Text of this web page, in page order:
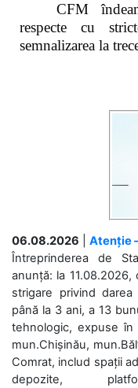
CFM
respecte cu
semnalizarea la
06.08.2026
Atenție
Întreprinderea de
anunță: la
strigare privind
până la 3 ani, a 13
tehnologic, expuse în
mun.Chișinău,
Comrat, includ spații
depozite,